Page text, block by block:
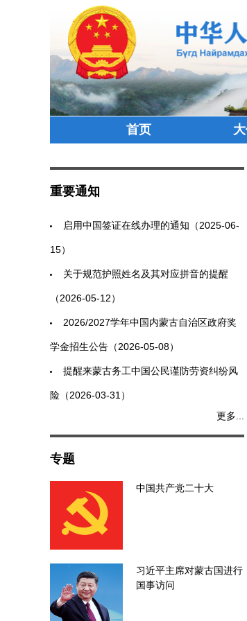
首页
重要通知
启用中国签证在线办理的通知（2025-06-
15）
关于规范护照姓名及其对应拼音的提醒
（2026-05-12）
2026/2027学年中国内蒙古自治区政府奖
学金招生公告（2026-05-08）
提醒来蒙古务工中国公民谨防劳资纠纷风
险（2026-03-31）
更多...
专题
中国共产党二十大
习近平主席对蒙古国进行
国事访问